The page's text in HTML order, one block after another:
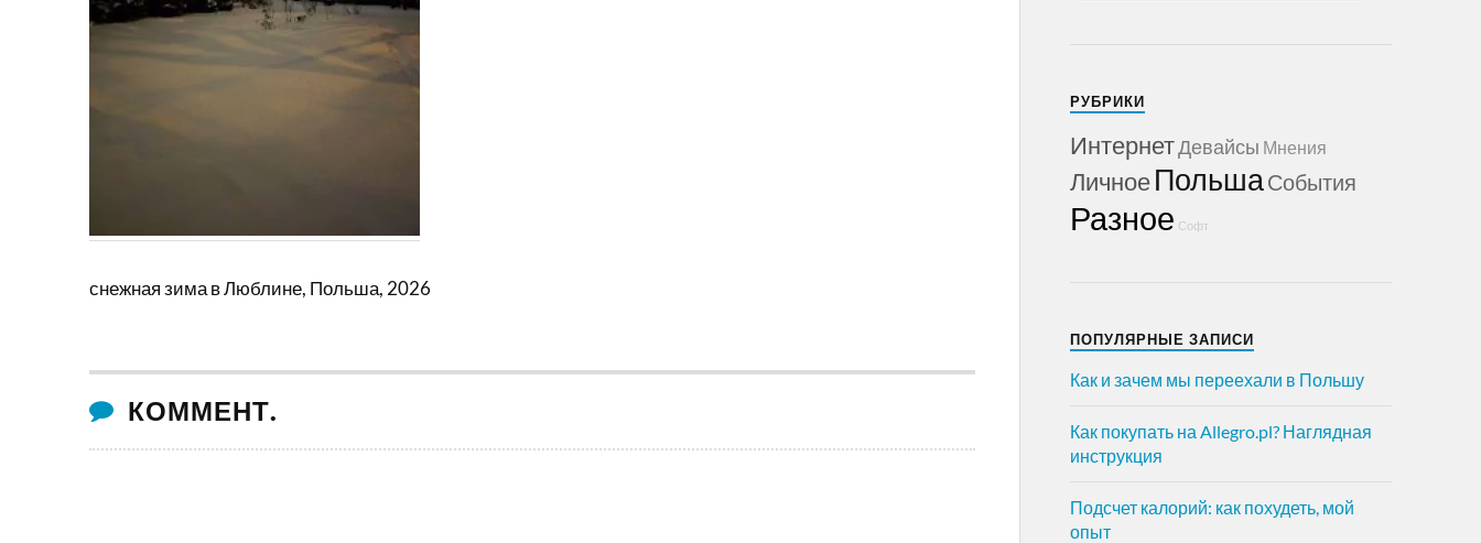
снежная зима в Люблине, Польша, 2026
КОММЕНТ.
РУБРИКИ
ИнтернетДевайсы Мнения
ЛичноеПольшаСобытия
Разное Софт
ПОПУЛЯРНЫЕ ЗАПИСИ
Как и зачем мы переехали в Польшу
Как покупать на Allegro.pl? Наглядная
инструкция
Подсчет калорий: как похудеть, мой
опыт